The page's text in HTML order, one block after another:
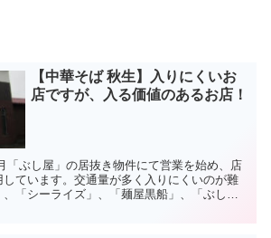
【中華そば 秋生】入りにくいお
店ですが、入る価値のあるお店！
「ぶし屋」の居抜き物件にて営業を始め、店
ています。交通量が多く入りにくいのが難
「シーライズ」、「麺屋黒船」、「ぶし